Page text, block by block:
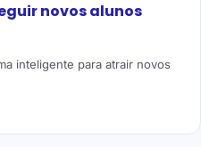
novos alunos
inteligente para atrair novos